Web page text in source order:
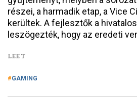
részei, a harmadik etap, a Vice
kerültek. A fejlesztők a
leszögezték, hogy az eredeti
LEET
GAMING